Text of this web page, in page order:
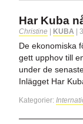
Har Kuba
Christine KUBA
De ekonomiska
gett upphov till
under de
Inlägget Har
Kategorier: